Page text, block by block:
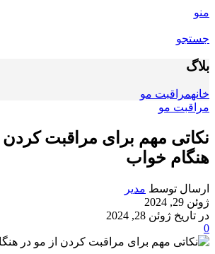
منو
جستجو
بلاگ
خانهمراقبت مو
مراقبت مو
نکاتی مهم برای مراقبت کردن
هنگام خواب
ارسال توسط مدیر
ژوئن 29, 2024
در تاریخ ژوئن 28, 2024
0